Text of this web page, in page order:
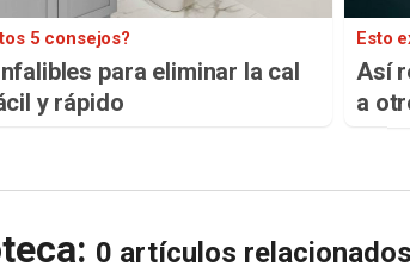
5 consejos?
para eliminar la cal
y rápido
Esto
Así
a
0 artículos